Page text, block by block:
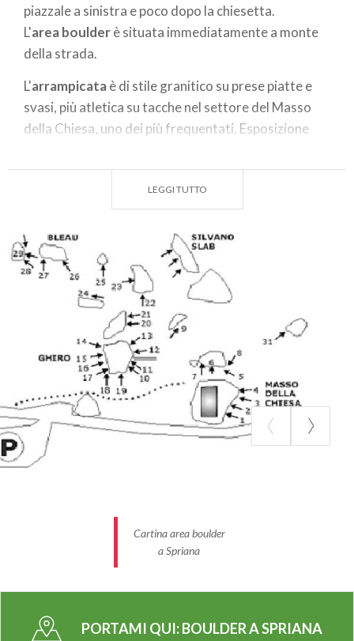
piazzale a sinistra e poco dopo la chiesetta.
L'area boulderè situata immediatamente a monte
della strada.
L'arrampicataè di stile granitico su prese piatte e
svasi, più atletica su tacche nel settore del Masso
della Chiesa, uno dei più frequentati. Esposizione
essendo l'area posta su terreni privati, si
raccomanda ai climber la massima discrezione e
pulizia del luogo.
LEGGI TUTTO
Cartina area boulder
a Spriana
PORTAMI QUI:BOULDER A SPRIANA